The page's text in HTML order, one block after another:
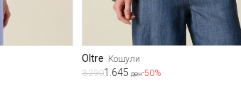
Oltre Кошули
3.2901.645 ден-50%